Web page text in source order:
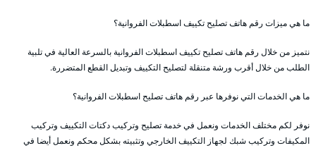
ما هي ميزات رقم هاتف تصليح تكييف اسطبلات الفروانية؟
نتميز من خلال رقم هاتف تصليح تكييف اسطبلات الفروانية بالسرعة العالية في تلبية
الطلب من خلال أقرب ورشة متنقلة لتصليح التكييف وتبديل القطع المتضررة.
ما هي الخدمات التي نوفرها عبر رقم هاتف تصليح اسطبلات الفروانية؟
نوفر لكم مختلف الخدمات ونعمل في خدمة تصليح وتركيب دكتات التكييف وتركيب
المكيفات وتركيب شبك لجهاز التكييف الخارجي وتثبيته بشكل محكم ونعمل أيضا في